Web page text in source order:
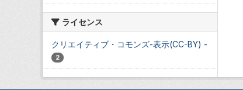
ライセンス
クリエイティブ・コモンズ-表示(CC-BY) -
2